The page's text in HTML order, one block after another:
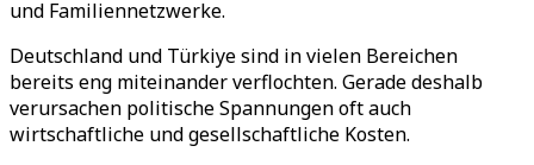
und Familiennetzwerke.
Deutschland und Türkiye sind in vielen Bereichen
bereits eng miteinander verflochten. Gerade deshalb
verursachen politische Spannungen oft auch
wirtschaftliche und gesellschaftliche Kosten.